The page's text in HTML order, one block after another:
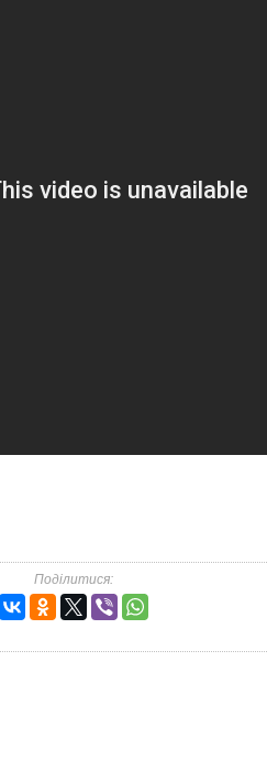
Поділитися: